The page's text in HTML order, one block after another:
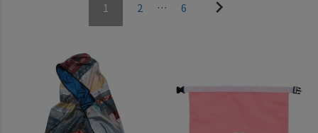
1 2 … 6